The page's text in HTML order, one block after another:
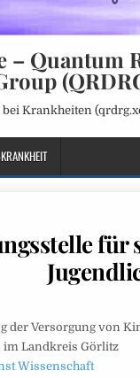
– Quantum
Krankheiten
der Versorgung von
im Landkreis Görlitz
Wissenschaft